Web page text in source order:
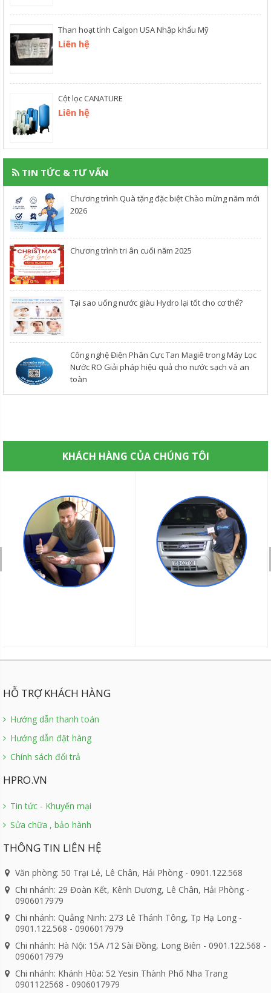
Than hoạt tính Calgon USA Nhập khẩu Mỹ
Liên hệ
Cột lọc CANATURE
Liên hệ
TIN TỨC & TƯ VẤN
Chương trình Quà tặng đặc biệt Chào mừng năm mới
2026
Chương trình tri ân cuối năm 2025
​Tại sao uống nước giàu Hydro lại tốt cho cơ thể?
Công nghệ Điện Phân Cực Tan Magiê trong Máy Lọc
Nước RO Giải pháp hiệu quả cho nước sạch và an
toàn
KHÁCH HÀNG CỦA CHÚNG TÔI
HỖ TRỢ KHÁCH HÀNG
Hướng dẫn thanh toán
Hướng dẫn đặt hàng
Chính sách đổi trả
HPRO.VN
Tin tức - Khuyến mại
Sửa chữa , bảo hành
THÔNG TIN LIÊN HỆ
Văn phòng: 50 Trại Lẻ, Lê Chân, Hải Phòng - 0901.122.568
Chi nhánh: 29 Đoàn Kết, Kênh Dương, Lê Chân, Hải Phòng -
0906017979
Chi nhánh: Quảng Ninh: 273 Lê Thánh Tông, Tp Hạ Long -
0901.122.568 - 0906017979
Chi nhánh: Hà Nội: 15A /12 Sài Đồng, Long Biên - 0901.122.568 -
0906017979
Chi nhánh: Khánh Hòa: 52 Yesin Thành Phố Nha Trang
0901122568 - 0906017979